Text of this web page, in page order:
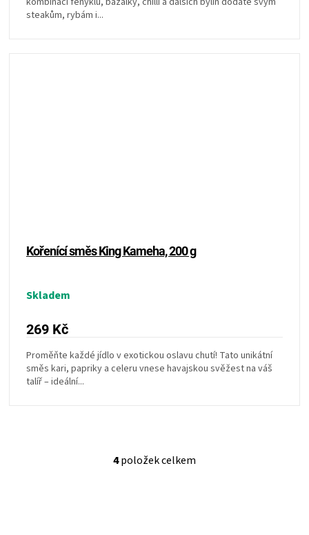
steakům, rybám i...
Kořenící směs King Kameha, 200 g
Skladem
269 Kč
Proměňte každé jídlo v exotickou oslavu chutí! Tato unikátní
směs kari, papriky a celeru vnese havajskou svěžest na váš
talíř – ideální...
O
4položek celkem